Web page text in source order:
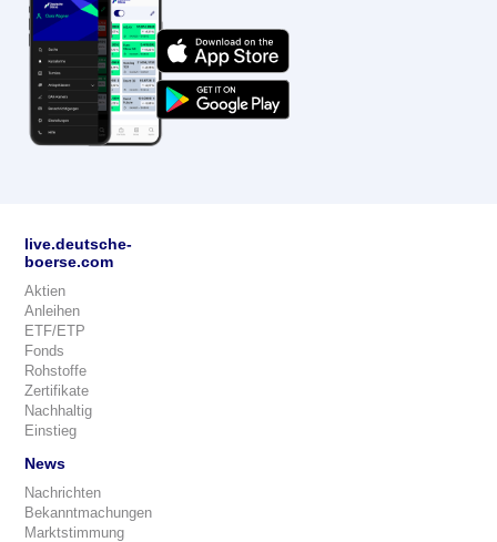
live.deutsche-
boerse.com
Aktien
Anleihen
ETF/ETP
Fonds
Rohstoffe
Zertifikate
Nachhaltig
Einstieg
News
Nachrichten
Bekanntmachungen
Marktstimmung